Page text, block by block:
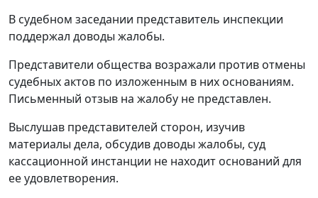
В судебном заседании представитель инспекции
поддержал доводы жалобы.
Представители общества возражали против отмены
судебных актов по изложенным в них основаниям.
Письменный отзыв на жалобу не представлен.
Выслушав представителей сторон, изучив
материалы дела, обсудив доводы жалобы, суд
кассационной инстанции не находит оснований для
ее удовлетворения.